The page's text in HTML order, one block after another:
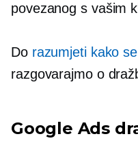
povezanog s vašim
Do razumjeti kako
razgovarajmo o
Google Ads